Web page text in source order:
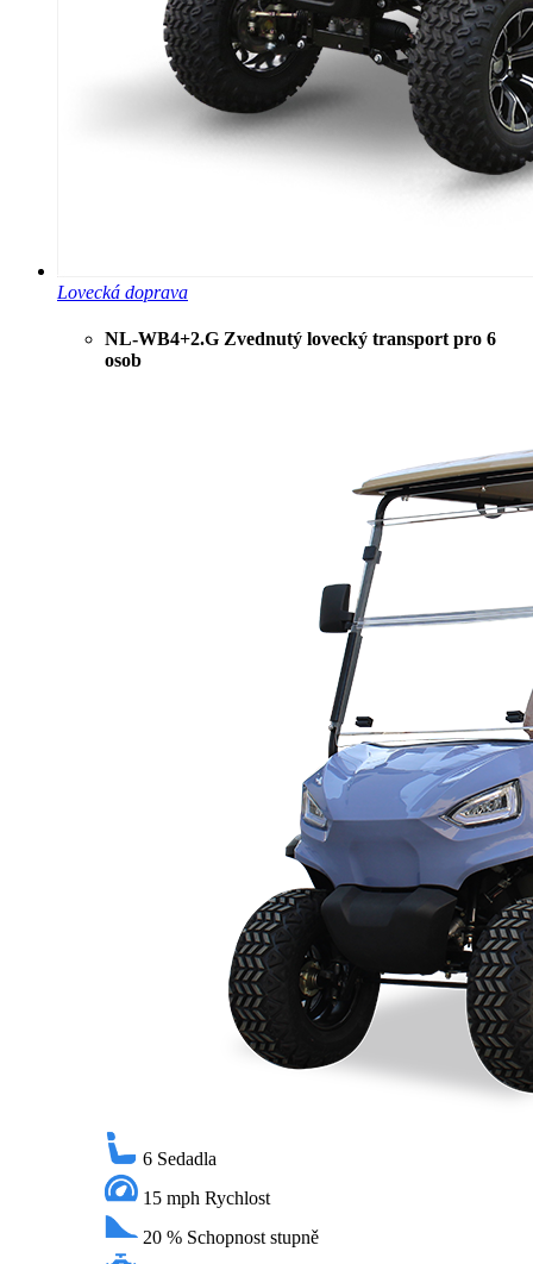
Lovecká doprava
NL-WB4+2.G Zvednutý lovecký transport pro 6
osob
6 Sedadla
15 mph Rychlost
20 % Schopnost stupně